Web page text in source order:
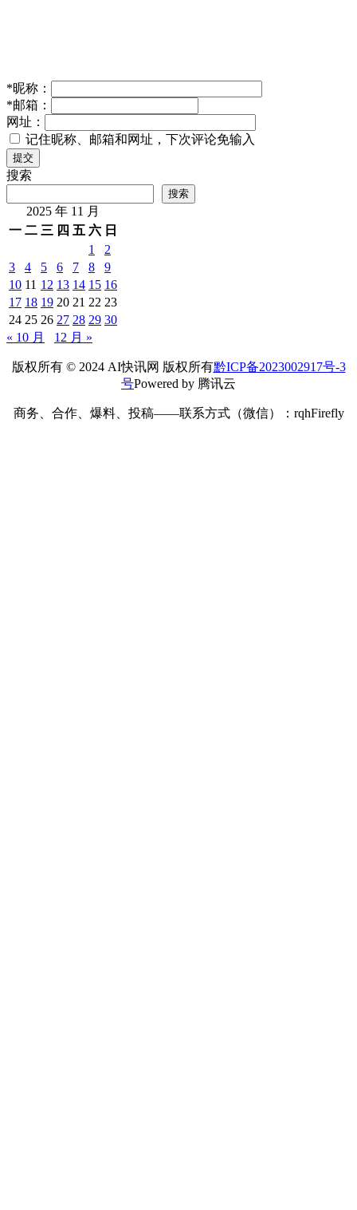
*昵称：
*邮箱：
网址：
记住昵称、邮箱和网址，下次评论免输入
提交
搜索
搜索
2025 年 11 月
一 二 三 四 五 六 日
1
2
3
4 5 6 7 8
9
10 11 12 13 14 15 16
17 18 19 20 21 22 23
24 25 26 27 28 29 30
« 10 月
12 月 »
版权所有 © 2024 AI快讯网 版权所有黔ICP备2023002917号-3
号Powered by 腾讯云
商务、合作、爆料、投稿——联系方式（微信）：rqhFirefly